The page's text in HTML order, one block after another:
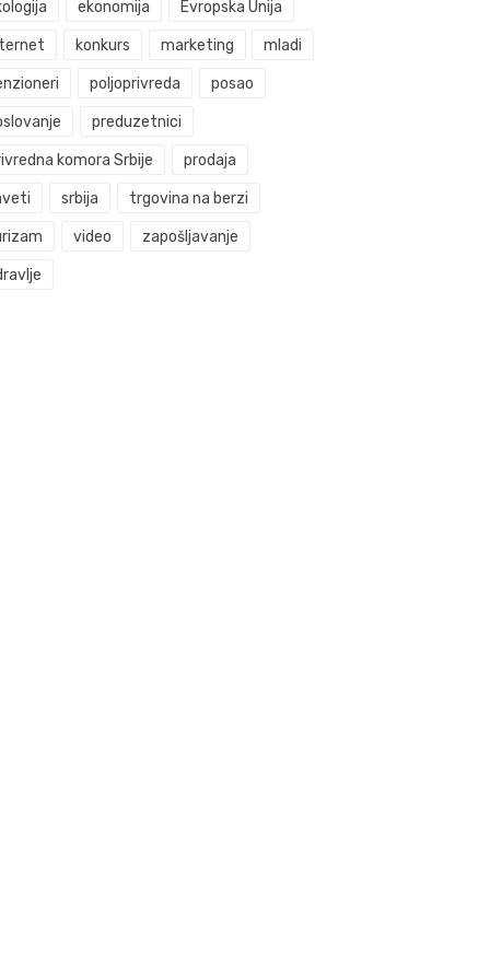
ekonomija Evropska Unija
konkurs marketing mladi
poljoprivreda posao
preduzetnici
komora Srbije prodaja
srbija trgovina na berzi
video zapošljavanje